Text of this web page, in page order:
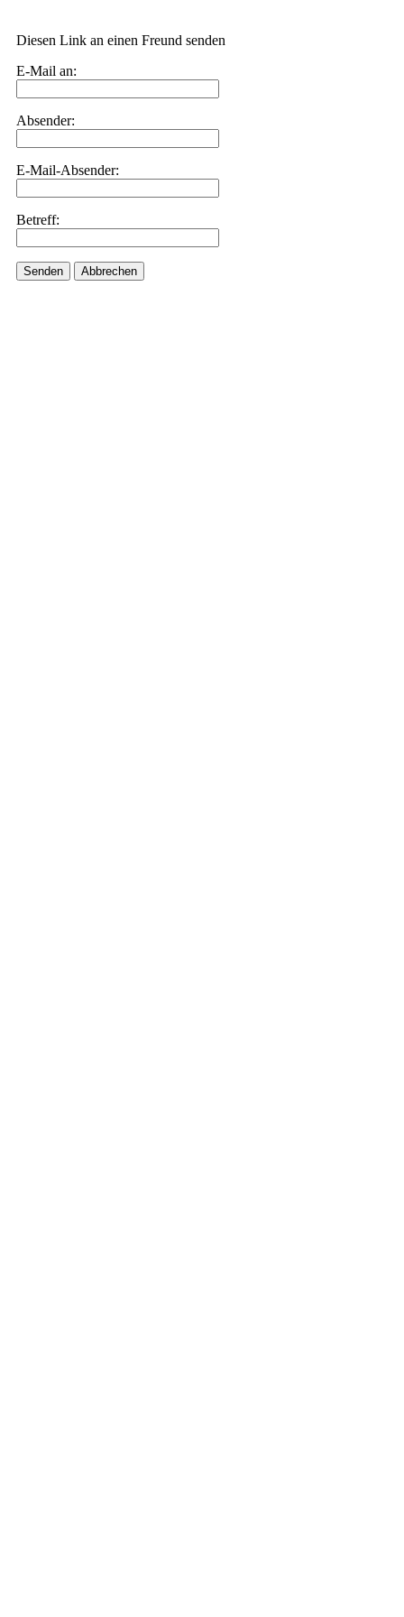
Diesen Link an einen Freund senden
E-Mail an:
Absender:
E-Mail-Absender:
Betreff:
Senden Abbrechen